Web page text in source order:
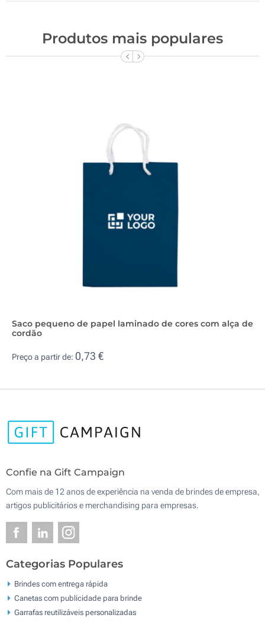
Produtos mais populares
Saco pequeno de papel laminado de cores com alça de
cordão
Preço a partir de: 0,73 €
Confie na Gift Campaign
Com mais de 12 anos de experiência na venda de brindes de empresa,
artigos publicitários e merchandising para empresas.
Categorias Populares
Brindes com entrega rápida
Canetas com publicidade para brinde
Garrafas reutilizáveis personalizadas